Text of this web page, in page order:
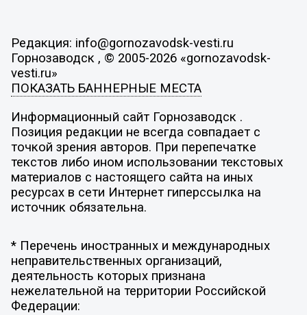
Редакция: info@gornozavodsk-vesti.ru
Горнозаводск , © 2005-2026 «gornozavodsk-
vesti.ru»
ПОКАЗАТЬ БАННЕРНЫЕ МЕСТА
Информационный сайт Горнозаводск .
Позиция редакции не всегда совпадает с
точкой зрения авторов. При перепечатке
текстов либо ином использовании текстовых
материалов с настоящего сайта на иных
ресурсах в сети Интернет гиперссылка на
источник обязательна.
* Перечень иностранных и международных
неправительственных организаций,
деятельность которых признана
нежелательной на территории Российской
Федерации: